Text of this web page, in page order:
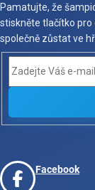
Pamatujte, že
stiskněte tlačítko pro
společně zůstat ve
Facebook